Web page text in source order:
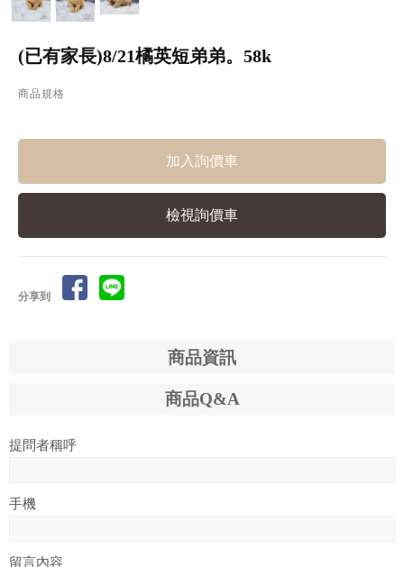
(已有家長)8/21橘英短弟弟。58k
商品規格
檢視詢價車
分享到
商品資訊
商品Q&A
提問者稱呼
手機
留言內容